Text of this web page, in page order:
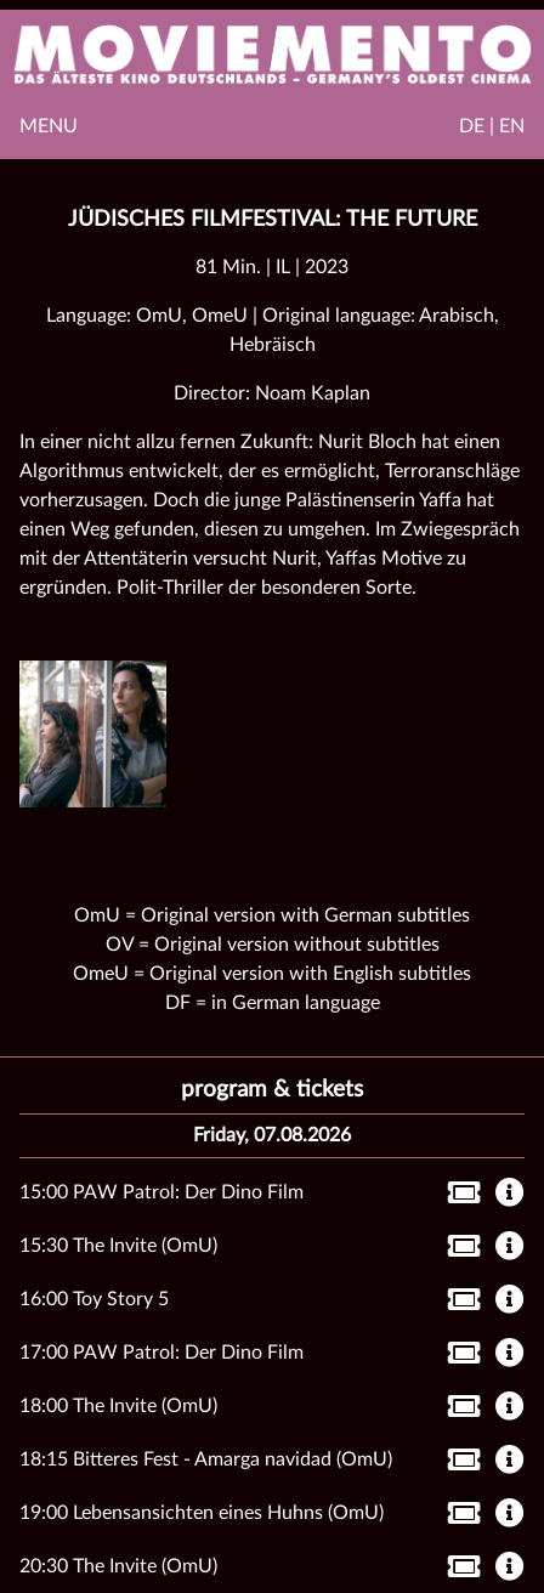
DE | EN
MENU
JÜDISCHES FILMFESTIVAL: THE FUTURE
81 Min. | IL | 2023
Language: OmU, OmeU | Original language: Arabisch,
Hebräisch
Director: Noam Kaplan
In einer nicht allzu fernen Zukunft: Nurit Bloch hat einen
Algorithmus entwickelt, der es ermöglicht, Terroranschläge
vorherzusagen. Doch die junge Palästinenserin Yaffa hat
einen Weg gefunden, diesen zu umgehen. Im Zwiegespräch
mit der Attentäterin versucht Nurit, Yaffas Motive zu
ergründen. Polit-Thriller der besonderen Sorte.
OmU = Original version with German subtitles
OV = Original version without subtitles
OmeU = Original version with English subtitles
DF = in German language
program & tickets
Friday, 07.08.2026
15:00 PAW Patrol: Der Dino Film
15:30 The Invite (OmU)
16:00 Toy Story 5
17:00 PAW Patrol: Der Dino Film
18:00 The Invite (OmU)
18:15 Bitteres Fest - Amarga navidad (OmU)
19:00 Lebensansichten eines Huhns (OmU)
20:30 The Invite (OmU)